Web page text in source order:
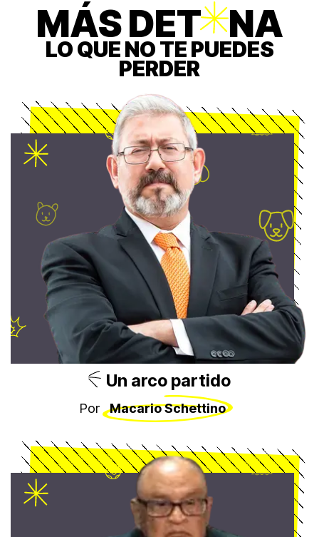
MÁS DETONA
LO QUE NO TE PUEDES
PERDER
Un arco partido
Por Macario Schettino